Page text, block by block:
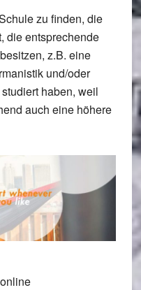
zu finden, die
die entsprechende
z.B. eine
und/oder
haben, weil
auch eine höhere